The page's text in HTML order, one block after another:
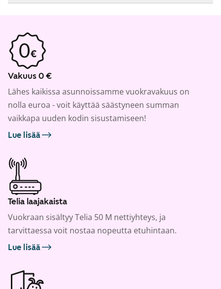
Vakuus 0 €
Lähes kaikissa asunnoissamme vuokravakuus on
nolla euroa - voit käyttää säästyneen summan
vaikkapa uuden kodin sisustamiseen!
Lue lisää
Telia laajakaista
Vuokraan sisältyy Telia 50 M nettiyhteys, ja
tarvittaessa voit nostaa nopeutta etuhintaan.
Lue lisää